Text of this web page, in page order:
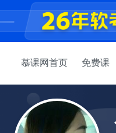
慕课网首页 免费课